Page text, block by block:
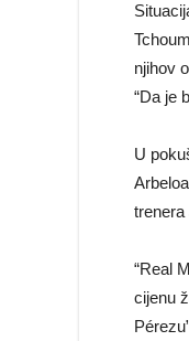
njihov
“Da je
U
trenera
“Real
cijenu